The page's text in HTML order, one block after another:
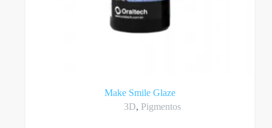
Make Smile Glaze
3D, Pigmentos